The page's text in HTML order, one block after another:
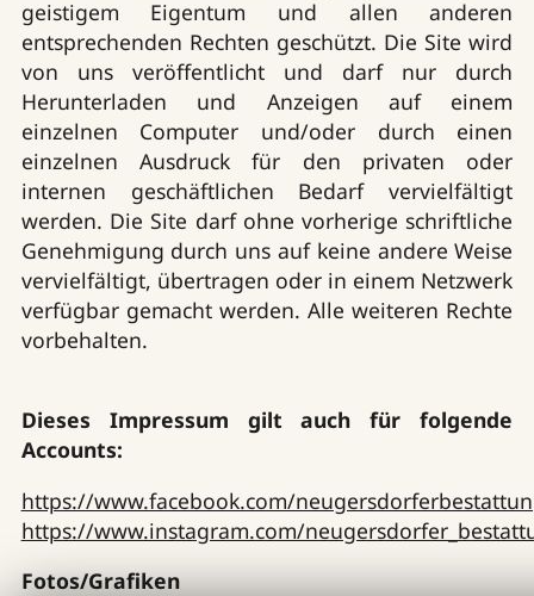
geistigem Eigentum und allen anderen
entsprechenden Rechten geschützt. Die Site wird
von uns veröffentlicht und darf nur durch
Herunterladen und Anzeigen auf einem
einzelnen Computer und/oder durch einen
einzelnen Ausdruck für den privaten oder
internen geschäftlichen Bedarf vervielfältigt
werden. Die Site darf ohne vorherige schriftliche
Genehmigung durch uns auf keine andere Weise
vervielfältigt, übertragen oder in einem Netzwerk
verfügbar gemacht werden. Alle weiteren Rechte
vorbehalten.
Dieses Impressum gilt auch für folgende
Accounts:
https://www.facebook.com/
https://www.instagram.com/
Fotos/Grafiken